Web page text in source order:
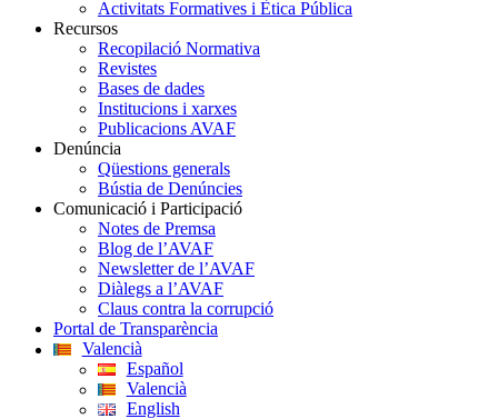
Activitats Formatives i Ètica Pública
Recursos
Recopilació Normativa
Revistes
Bases de dades
Institucions i xarxes
Publicacions AVAF
Denúncia
Qüestions generals
Bústia de Denúncies
Comunicació i Participació
Notes de Premsa
Blog de l’AVAF
Newsletter de l’AVAF
Diàlegs a l’AVAF
Claus contra la corrupció
Portal de Transparència
Valencià
Español
Valencià
English